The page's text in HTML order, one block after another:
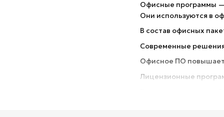
Офисные программы —
Они используются в
В состав офисных
Современные
Офисное ПО повышает
Лицензионные